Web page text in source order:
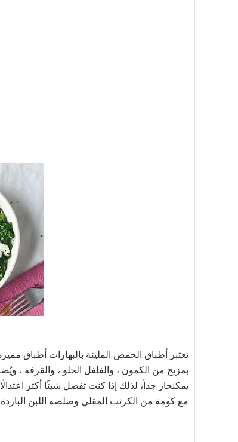
تعتبر أطباق الحمص المليئة بالبهارات أطباق
بمزيج من الكمون ، والفلفل الحلو ، والقرفة ،
يمكنحار جداً، لذلك إذا كنت تفضل شيئًا أكثر
مع كومة من الكرنب المقلي وصلصة اللبن الباردة